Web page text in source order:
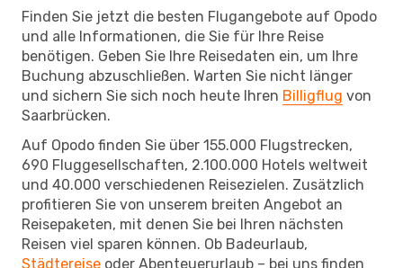
Finden Sie jetzt die besten Flugangebote auf Opodo
und alle Informationen, die Sie für Ihre Reise
benötigen. Geben Sie Ihre Reisedaten ein, um Ihre
Buchung abzuschließen. Warten Sie nicht länger
und sichern Sie sich noch heute Ihren Billigflug von
Saarbrücken.
Auf Opodo finden Sie über 155.000 Flugstrecken,
690 Fluggesellschaften, 2.100.000 Hotels weltweit
und 40.000 verschiedenen Reisezielen. Zusätzlich
profitieren Sie von unserem breiten Angebot an
Reisepaketen, mit denen Sie bei Ihren nächsten
Reisen viel sparen können. Ob Badeurlaub,
Städtereise oder Abenteuerurlaub – bei uns finden